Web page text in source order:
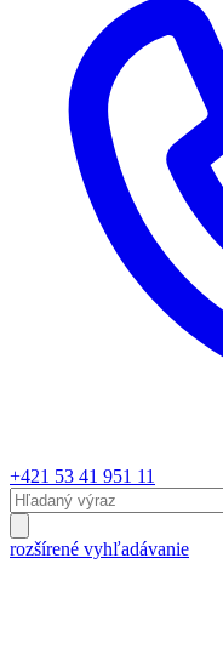
+421 53 41 951 11
rozšírené vyhľadávanie